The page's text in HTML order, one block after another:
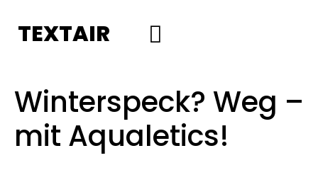
TEXTAIR
Winterspeck? Weg –
mit Aqualetics!